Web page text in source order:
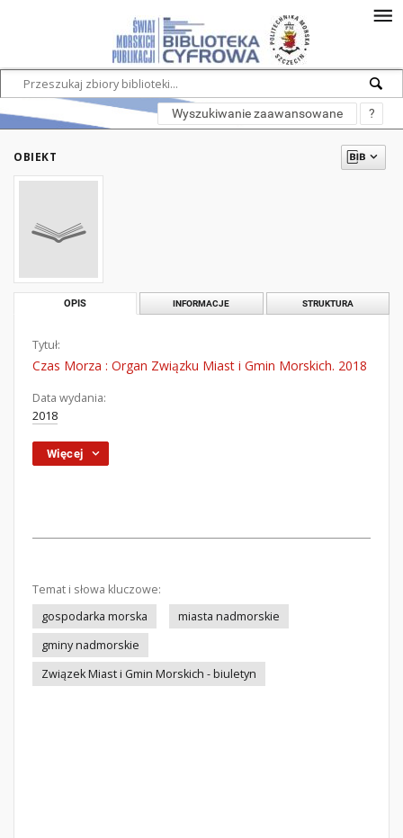
Wyszukiwanie zaawansowane ?
OBIEKT
OPIS INFORMACJE STRUKTURA
Tytuł:
Czas Morza : Organ Związku Miast i Gmin Morskich. 2018
Data wydania:
2018
Więcej
Temat i słowa kluczowe:
gospodarka morska
miasta nadmorskie
gminy nadmorskie
Związek Miast i Gmin Morskich - biuletyn